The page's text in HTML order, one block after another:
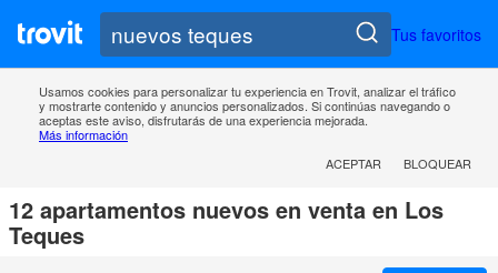
Tus favoritos
Usamos cookies para personalizar tu experiencia en Trovit, analizar el tráfico
y mostrarte contenido y anuncios personalizados. Si continúas navegando o
aceptas este aviso, disfrutarás de una experiencia mejorada.
Más información
ACEPTAR
BLOQUEAR
12 apartamentos nuevos en venta en Los
Teques